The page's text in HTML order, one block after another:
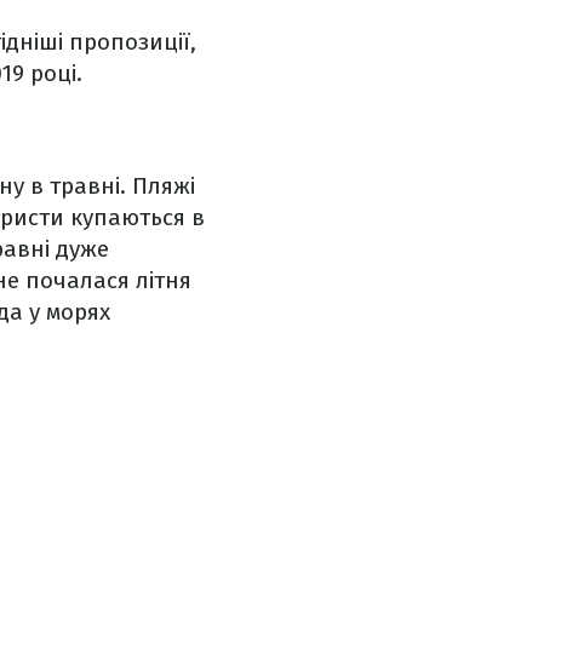
пропозиції,
році.
в травні. Пляжі
купаються в
дуже
почалася літня
у морях